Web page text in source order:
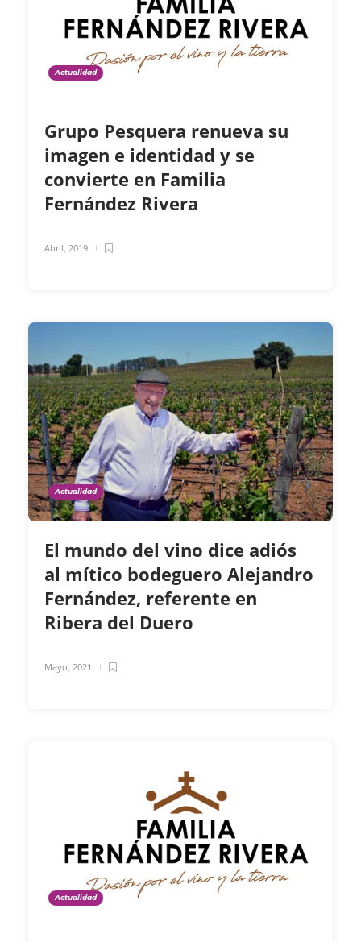
Actualidad
Grupo Pesquera renueva su
imagen e identidad y se
convierte en Familia
Fernández Rivera
Abril, 2019
Actualidad
El mundo del vino dice adiós
al mítico bodeguero Alejandro
Fernández, referente en
Ribera del Duero
Mayo, 2021
Actualidad